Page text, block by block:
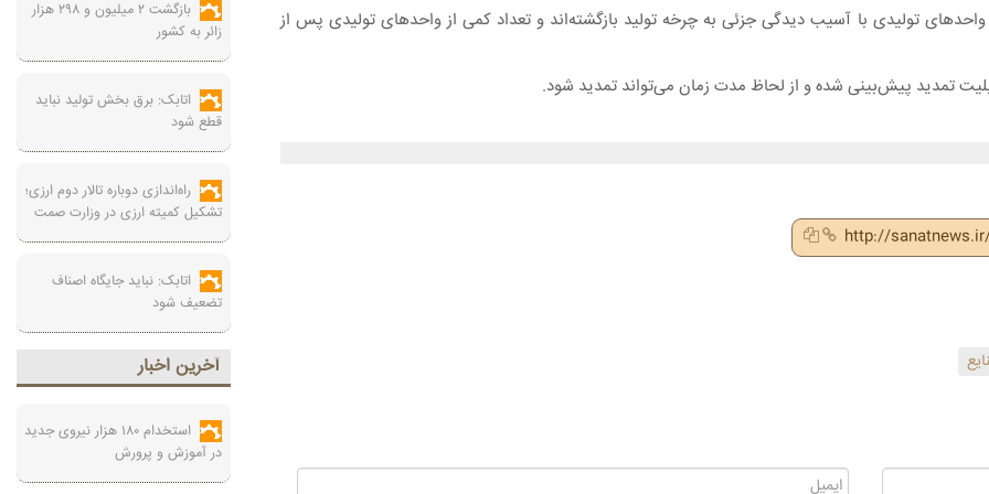
تولیدی با آسیب دیدگی جزئی به چرخه تولید بازگشته‌اند و تعداد کمی از واحدهای تولیدی پس از
تمدید پیش‌بینی شده و از لحاظ مدت زمان می‌تواند تمدید شود.
http://
بازگشت ۲ میلیون و ۲۹۸ هزار
زائر به کشور
اتابک: برق بخش تولید نباید
قطع شود
راه‌اندازی دوباره تالار دوم ارزی؛
تشکیل کمیته ارزی در وزارت صمت
اتابک: نباید جایگاه اصناف
تضعیف شود
آخرين اخبار
استخدام ۱۸۰ هزار نیروی جدید
در آموزش‌ و پرورش